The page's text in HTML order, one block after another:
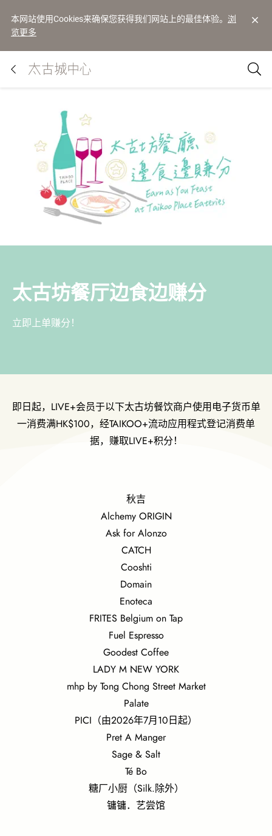
本网站使用Cookies来确保您获得我们网站上的最佳体验。 浏
览更多
太古坊餐厅边食边赚分
立即上单赚分！
即日起，LIVE+会员于以下太古坊餐饮商户使用电子货币单
一消费满HK$100，经TAIKOO+流动应用程式登记消费单
据，赚取LIVE+积分！
秋吉
Alchemy ORIGIN
Ask for Alonzo
CATCH
Cooshti
Domain
Enoteca
FRITES Belgium on Tap
Fuel Espresso
Goodest Coffee
LADY M NEW YORK
mhp by Tong Chong Street Market
Palate
PICI（由2026年7月10日起）
Pret A Manger
Sage & Salt
Té Bo
糖厂小厨（Silk.除外）
镛镛．艺尝馆